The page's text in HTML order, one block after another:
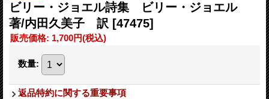
ビリー・ジョエル詩集 ビリー・ジョエル
著/内田久美子 訳 [47475]
販売価格: 1,700円(税込)
数量:
返品特約に関する重要事項